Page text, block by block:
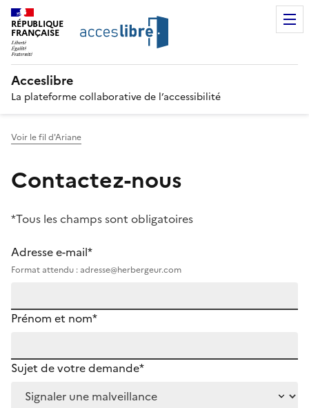
RÉPUBLIQUE
FRANÇAISE
Acceslibre
La plateforme collaborative de l’accessibilité
Voir le fil d'Ariane
Contactez-nous
*Tous les champs sont obligatoires
Adresse e-mail*
Format attendu : adresse@herbergeur.com
Prénom et nom*
Sujet de votre demande*